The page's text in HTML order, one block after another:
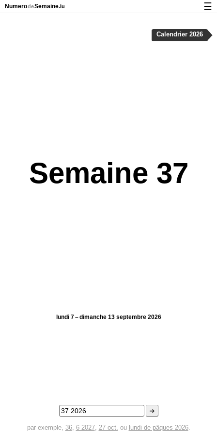
Semaine 37
lundi 7 – dimanche 13 septembre 2026
➜
par exemple, 36, 6 2027, 27 oct. ou lundi de pâques 2026.
Calendrier 2026
NumerodeSemaine.lu ☰